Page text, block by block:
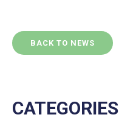
BACK TO NEWS
CATEGORIES